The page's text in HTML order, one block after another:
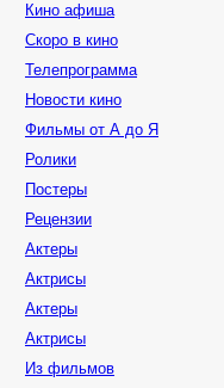
Кино афиша
Скоро в кино
Телепрограмма
Новости кино
Фильмы от А до Я
Ролики
Постеры
Рецензии
Актеры
Актрисы
Актеры
Актрисы
Из фильмов